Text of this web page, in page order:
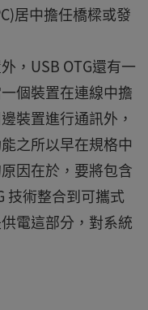
居中擔任橋樑或發
，USB OTG還有一
個裝置在連線中擔
裝置進行通訊外，
之所以早在規格中
因在於，要將包含
技術整合到可攜式
電這部分，對系統